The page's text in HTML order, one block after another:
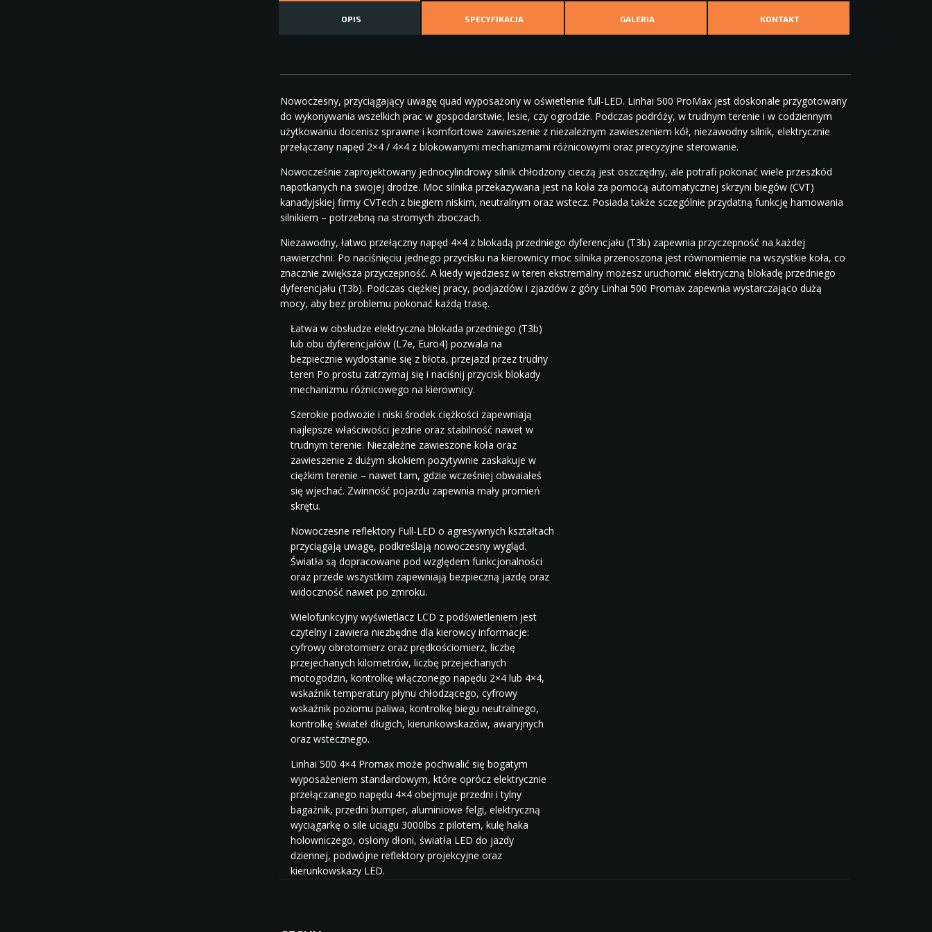
OPIS SPECYFIKACJA GALERIA KONTAKT
Nowoczesny, przyciągający uwagę quad wyposażony w oświetlenie full-LED. Linhai 500 ProMax jest doskonale przygotowany
do wykonywania wszelkich prac w gospodarstwie, lesie, czy ogrodzie. Podczas podróży, w trudnym terenie i w codziennym
użytkowaniu docenisz sprawne i komfortowe zawieszenie z niezależnym zawieszeniem kół, niezawodny silnik, elektrycznie
przełączany napęd 2×4 / 4×4 z blokowanymi mechanizmami różnicowymi oraz precyzyjne sterowanie.
Nowocześnie zaprojektowany jednocylindrowy silnik chłodzony cieczą jest oszczędny, ale potrafi pokonać wiele przeszkód
napotkanych na swojej drodze. Moc silnika przekazywana jest na koła za pomocą automatycznej skrzyni biegów (CVT)
kanadyjskiej firmy CVTech z biegiem niskim, neutralnym oraz wstecz. Posiada także sczególnie przydatną funkcję hamowania
silnikiem – potrzebną na stromych zboczach.
Niezawodny, łatwo przełączny napęd 4×4 z blokadą przedniego dyferencjału (T3b) zapewnia przyczepność na każdej
nawierzchni. Po naciśnięciu jednego przycisku na kierownicy moc silnika przenoszona jest równomiernie na wszystkie koła, co
znacznie zwiększa przyczepność. A kiedy wjedziesz w teren ekstremalny możesz uruchomić elektryczną blokadę przedniego
dyferencjału (T3b). Podczas ciężkiej pracy, podjazdów i zjazdów z góry Linhai 500 Promax zapewnia wystarczająco dużą
mocy, aby bez problemu pokonać każdą trasę.
Łatwa w obsłudze elektryczna blokada przedniego (T3b)
lub obu dyferencjałów (L7e, Euro4) pozwala na
bezpiecznie wydostanie się z błota, przejazd przez trudny
teren Po prostu zatrzymaj się i naciśnij przycisk blokady
mechanizmu różnicowego na kierownicy.
Szerokie podwozie i niski środek ciężkości zapewniają
najlepsze właściwości jezdne oraz stabilność nawet w
trudnym terenie. Niezależne zawieszone koła oraz
zawieszenie z dużym skokiem pozytywnie zaskakuje w
ciężkim terenie – nawet tam, gdzie wcześniej obwaiałeś
się wjechać. Zwinność pojazdu zapewnia mały promień
skrętu.
Nowoczesne reflektory Full-LED o agresywnych kształtach
przyciągają uwagę, podkreślają nowoczesny wygląd.
Światła są dopracowane pod względem funkcjonalności
oraz przede wszystkim zapewniają bezpieczną jazdę oraz
widoczność nawet po zmroku.
Wielofunkcyjny wyświetlacz LCD z podświetleniem jest
czytelny i zawiera niezbędne dla kierowcy informacje:
cyfrowy obrotomierz oraz prędkościomierz, liczbę
przejechanych kilometrów, liczbę przejechanych
motogodzin, kontrolkę włączonego napędu 2×4 lub 4×4,
wskaźnik temperatury płynu chłodzącego, cyfrowy
wskaźnik poziomu paliwa, kontrolkę biegu neutralnego,
kontrolkę świateł długich, kierunkowskazów, awaryjnych
oraz wstecznego.
Linhai 500 4×4 Promax może pochwalić się bogatym
wyposażeniem standardowym, które oprócz elektrycznie
przełączanego napędu 4×4 obejmuje przedni i tylny
bagażnik, przedni bumper, aluminiowe felgi, elektryczną
wyciągarkę o sile uciągu 3000lbs z pilotem, kulę haka
holowniczego, osłony dłoni, światła LED do jazdy
dziennej, podwójne reflektory projekcyjne oraz
kierunkowskazy LED.